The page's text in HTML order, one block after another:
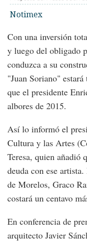
Notimex
Con una inversión
y luego del obligado
conduzca a su
"Juan Soriano"
que el presidente
albores de 2015.
Así lo informó el
Cultura y las Artes
Teresa, quien añadió
deuda con ese
de Morelos, Graco
costará un centavo
En conferencia de
arquitecto Javier